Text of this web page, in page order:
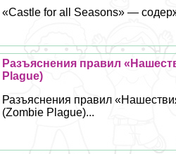
«Castle for all Seasons» —
Разъяснения правил
Plague)
Разъяснения правил
(Zombie Plague)...